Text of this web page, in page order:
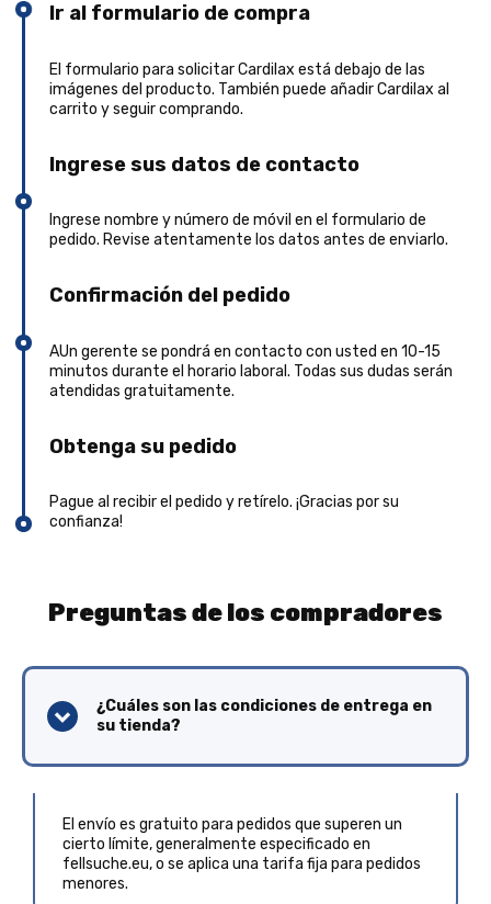
Ir al formulario de compra
El formulario para solicitar Cardilax está debajo de las
imágenes del producto. También puede añadir Cardilax al
carrito y seguir comprando.
Ingrese sus datos de contacto
Ingrese nombre y número de móvil en el formulario de
pedido. Revise atentamente los datos antes de enviarlo.
Confirmación del pedido
AUn gerente se pondrá en contacto con usted en 10-15
minutos durante el horario laboral. Todas sus dudas serán
atendidas gratuitamente.
Obtenga su pedido
Pague al recibir el pedido y retírelo. ¡Gracias por su
confianza!
Preguntas de los compradores
¿Cuáles son las condiciones de entrega en
su tienda?
El envío es gratuito para pedidos que superen un
cierto límite, generalmente especificado en
fellsuche.eu, o se aplica una tarifa fija para pedidos
menores.